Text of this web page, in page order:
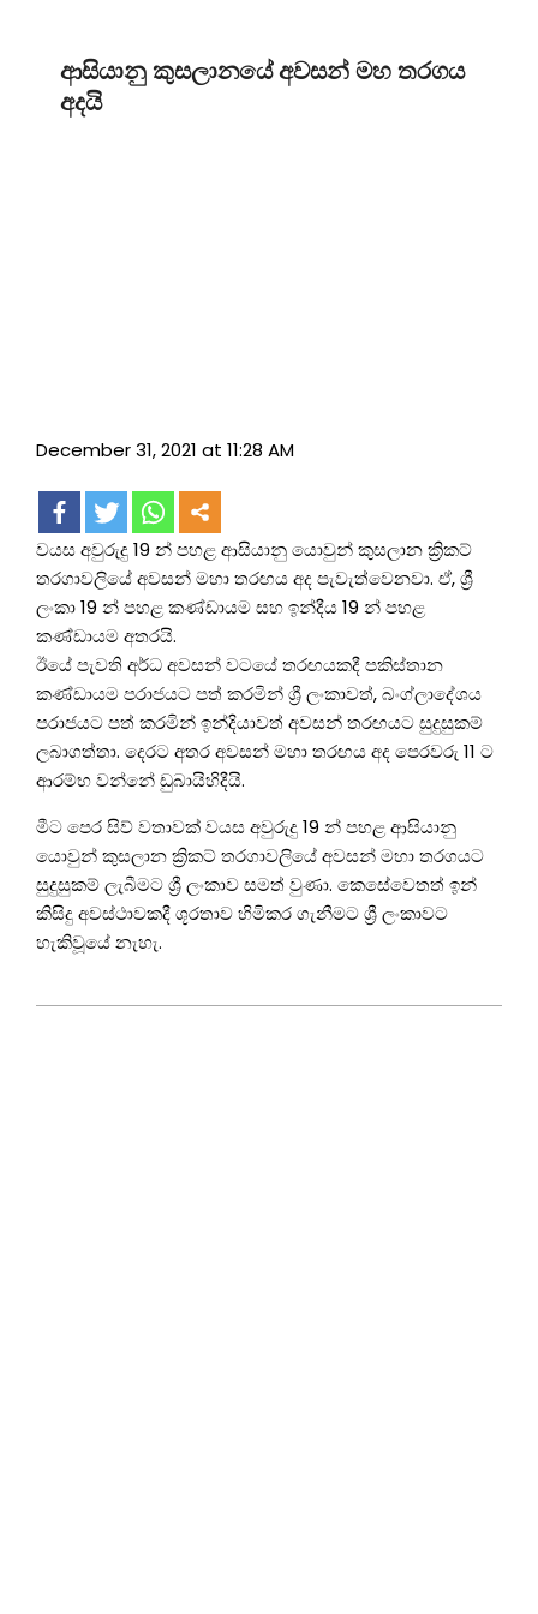
ආසියානු කුසලානයේ අවසන් මහ තරගය
අදයි
December 31, 2021 at 11:28 AM
වයස අවුරුදු 19 න් පහළ ආසියානු යොවුන් කුසලාන ක්‍රිකට්
තරගාවලියේ අවසන් මහා තරඟය අද පැවැත්වෙනවා. ඒ, ශ්‍රී
ලංකා 19 න් පහළ කණ්ඩායම සහ ඉන්දීය 19 න් පහළ
කණ්ඩායම අතරයි.
ඊයේ පැවති අර්ධ අවසන් වටයේ තරඟයකදී පකිස්තාන
කණ්ඩායම පරාජයට පත් කරමින් ශ්‍රී ලංකාවත්, බංග්ලාදේශය
පරාජයට පත් කරමින් ඉන්දියාවත් අවසන් තරඟයට සුදුසුකම්
ලබාගත්තා. දෙරට අතර අවසන් මහා තරඟය අද පෙරවරු 11 ට
ආරම්භ වන්නේ ඩුබායිහිදීයි.
මීට පෙර සිව් වතාවක් වයස අවුරුදු 19 න් පහළ ආසියානු
යොවුන් කුසලාන ක්‍රිකට් තරගාවලියේ අවසන් මහා තරගයට
සුදුසුකම් ලැබීමට ශ්‍රී ලංකාව සමත් වුණා. කෙසේවෙතත් ඉන්
කිසිදු අවස්ථාවකදී ශූරතාව හිමිකර ගැනීමට ශ්‍රී ලංකාවට
හැකිවූයේ නැහැ.